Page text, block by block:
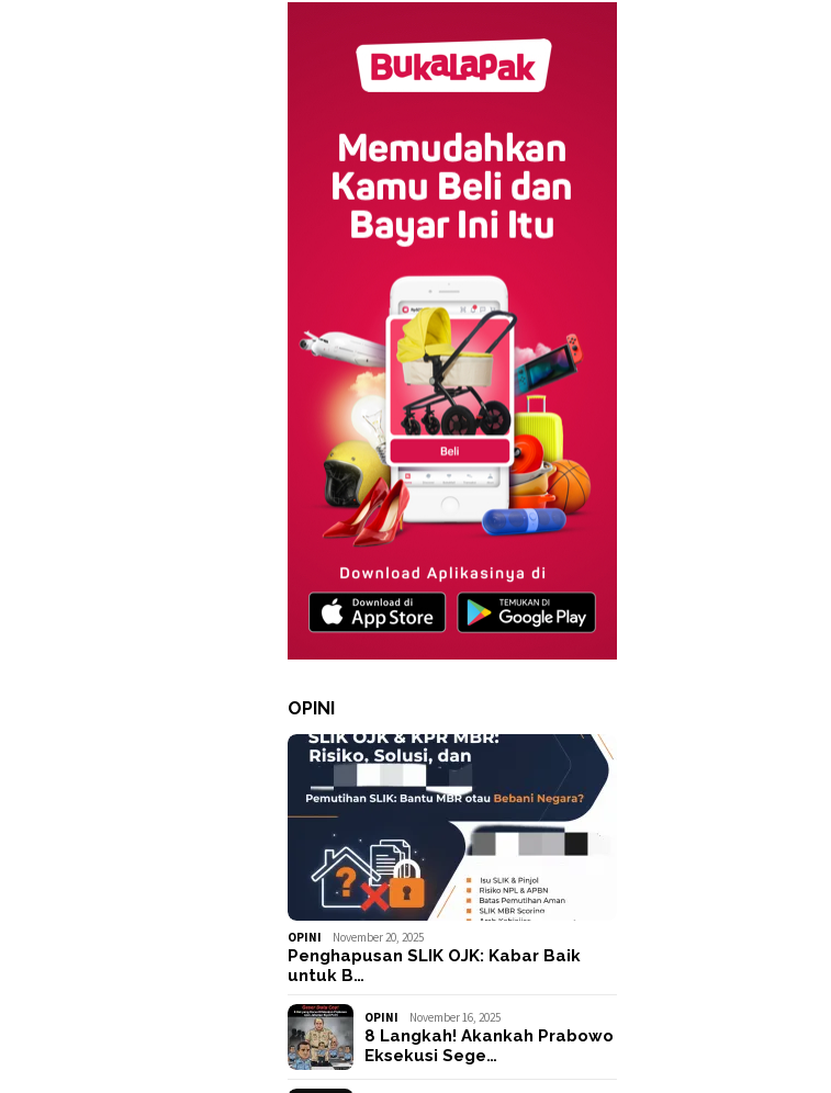
OPINI
OPINI November 20, 2025
Penghapusan SLIK OJK: Kabar Baik
untuk B…
OPINI November 16, 2025
8 Langkah! Akankah Prabowo
Eksekusi Sege…